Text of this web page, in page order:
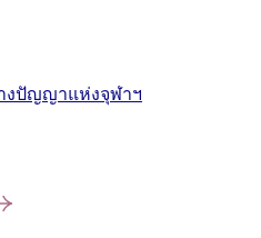
งปัญญาแห่งจุฬาฯ